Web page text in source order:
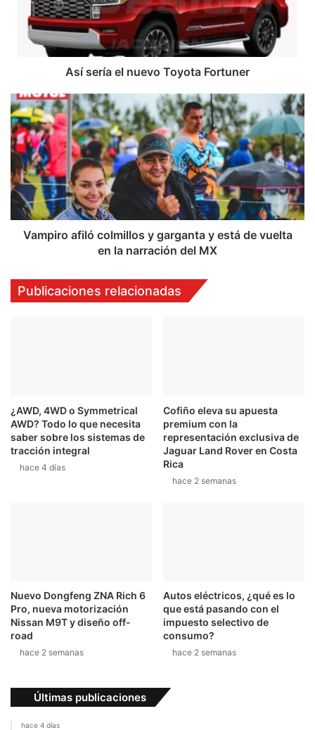
Fortuner
Así sería el nuevo Toyota Fortuner
Vampiro
afiló
colmillos
y
garganta
y
está
de
vuelta
del
MX
Vampiro afiló colmillos y garganta y está de vuelta
en la narración del MX
Publicaciones relacionadas
¿AWD, 4WD o Symmetrical
AWD? Todo lo que necesita
saber sobre los sistemas de
tracción integral
hace 4 días
Cofiño eleva su apuesta
premium con la
representación exclusiva de
Jaguar Land Rover en Costa
Rica
hace 2 semanas
Nuevo Dongfeng ZNA Rich 6
Pro, nueva motorización
Nissan M9T y diseño off-
road
hace 2 semanas
Autos eléctricos, ¿qué es lo
que está pasando con el
impuesto selectivo de
consumo?
hace 2 semanas
Últimas publicaciones
hace 4 días